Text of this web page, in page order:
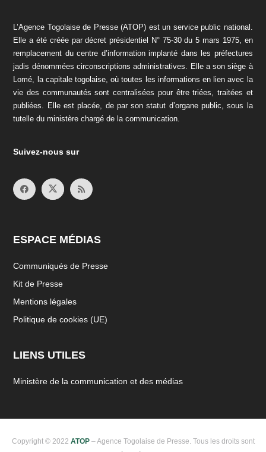
L’Agence Togolaise de Presse (ATOP) est un service public national.
Elle a été créée par décret présidentiel N° 75-30 du 5 mars 1975, en
remplacement du centre d’information implanté dans les préfectures
jadis dénommées circonscriptions administratives. Elle a son siège à
Lomé, la capitale togolaise, où toutes les informations en lien avec la
vie des communautés sont centralisées pour être triées, traitées et
publiées. Elle est placée, de par son statut d’organe public, sous la
tutelle du ministère chargé de la communication.
Suivez-nous sur
ESPACE MÉDIAS
Communiqués de Presse
Kit de Presse
Mentions légales
Politique de cookies (UE)
LIENS UTILES
Ministère de la communication et des médias
Copyright © 2022 ATOP– Agence Togolaise de Presse. Tous les droits sont